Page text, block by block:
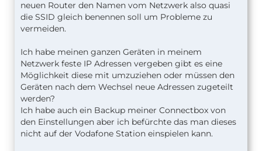
neuen Router den Namen vom Netzwerk also quasi
die SSID gleich benennen soll um Probleme zu
vermeiden.
Ich habe meinen ganzen Geräten in meinem
Netzwerk feste IP Adressen vergeben gibt es eine
Möglichkeit diese mit umzuziehen oder müssen den
Geräten nach dem Wechsel neue Adressen zugeteilt
werden?
Ich habe auch ein Backup meiner Connectbox von
den Einstellungen aber ich befürchte das man dieses
nicht auf der Vodafone Station einspielen kann.